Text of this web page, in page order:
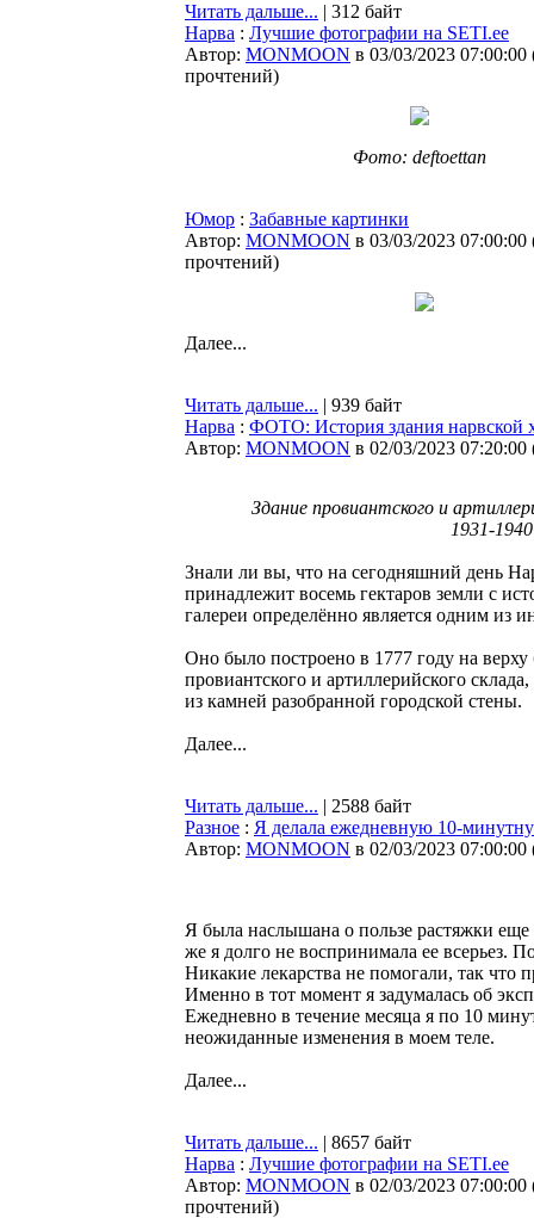
Читать дальше... | 312 байт
Нарва : Лучшие фотографии на SETI.ee
Автор: MONMOON в 03/03/2023 07:00:00
прочтений)
Фото: deftoettan
Юмор : Забавные картинки
Автор: MONMOON в 03/03/2023 07:00:00
прочтений)
Далее...
Читать дальше... | 939 байт
Нарва : ФОТО: История здания нарвской
Автор: MONMOON в 02/03/2023 07:20:00
Здание провиантского и
1931-
Знали ли вы, что на сегодняшний день
принадлежит восемь гектаров земли с
галереи определённо является одним из
Оно было построено в 1777 году на верху
провиантского и артиллерийского
из камней разобранной городской стены.
Далее...
Читать дальше... | 2588 байт
Разное : Я делала ежедневную 10-
Автор: MONMOON в 02/03/2023 07:00:00
Я была наслышана о пользе растяжки еще
же я долго не воспринимала ее всерьез.
Никакие лекарства не помогали, так что
Именно в тот момент я задумалась об
Ежедневно в течение месяца я по 10
неожиданные изменения в моем теле.
Далее...
Читать дальше... | 8657 байт
Нарва : Лучшие фотографии на SETI.ee
Автор: MONMOON в 02/03/2023 07:00:00
прочтений)